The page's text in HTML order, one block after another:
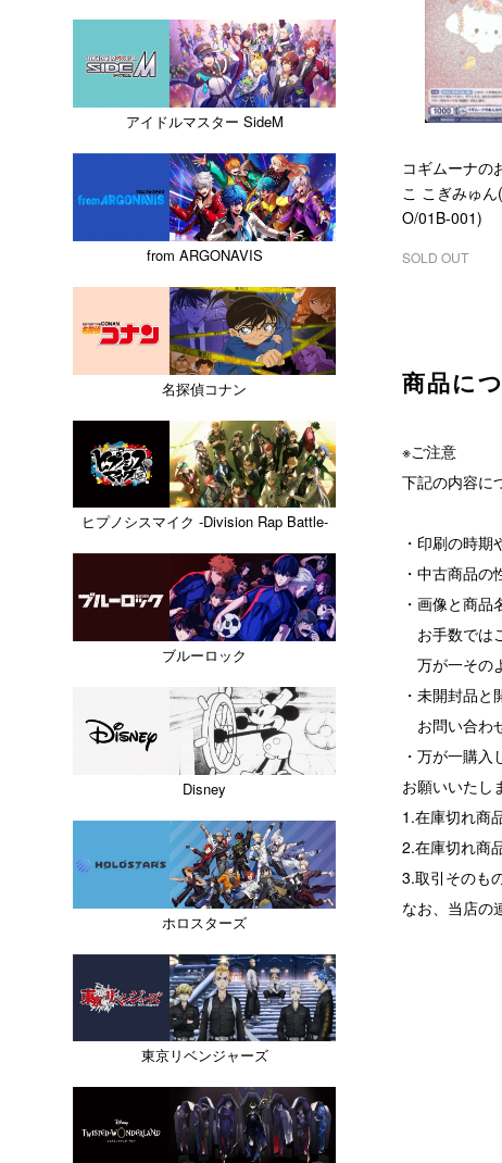
商品に
※ご注意
下記の内容に
・印刷の時
・中古商品
・画像と商品
お手数では
万が一その
・未開封品
お問い合わ
・万が一購
お願いいたし
1.在庫切れ商
2.在庫切れ商
3.取引そのも
なお、当店の
コギムーナの
こ こぎみゅ
O/01B-001)
SOLD OUT
アイドルマスター SideM
from ARGONAVIS
名探偵コナン
ヒプノシスマイク -Division Rap Battle-
ブルーロック
Disney
ホロスターズ
東京リベンジャーズ